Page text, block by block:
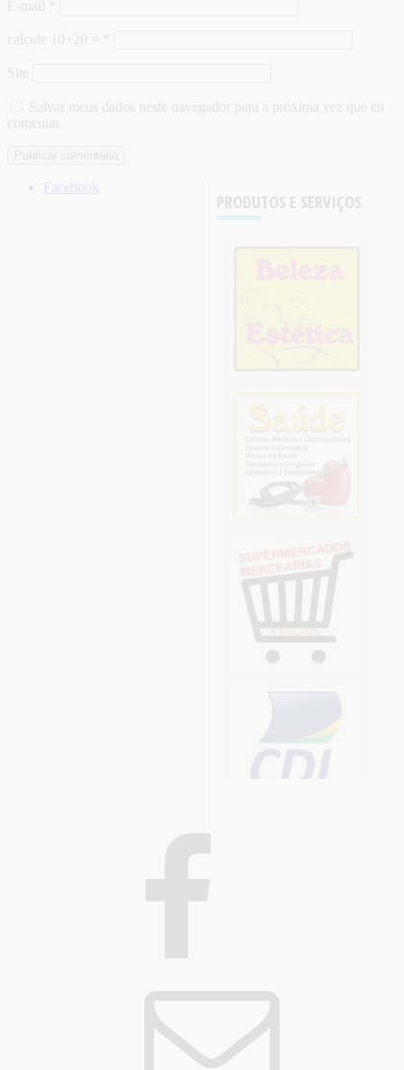
E-mail
calcule 10+20 =
Site
Salvar meus dados neste navegador para a próxima vez que eu
comentar.
PRODUTOS E SERVIÇOS
Facebook